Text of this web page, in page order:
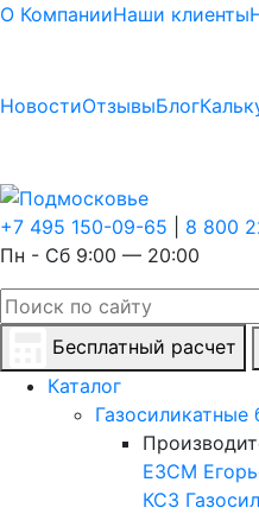
О КомпанииНаши клиенты
НовостиОтзывыБлог
+7 495 150-09-65
8 800
Пн - Сб 9:00 — 20:00
Бесплатный расчет
Каталог
Газосиликатные
ЕЗСМ
КСЗ